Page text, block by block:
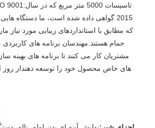
2015 گواهی داده شده است، ما دستگاه
که مطابق با استانداردهای زیبایی مورد نیاز
حمام هستند.مهندسان برنامه های کاربردی
مشتریان کار می کنند تا برنامه های بهینه
های خاص محصول خود را توسعه دهنداز روز